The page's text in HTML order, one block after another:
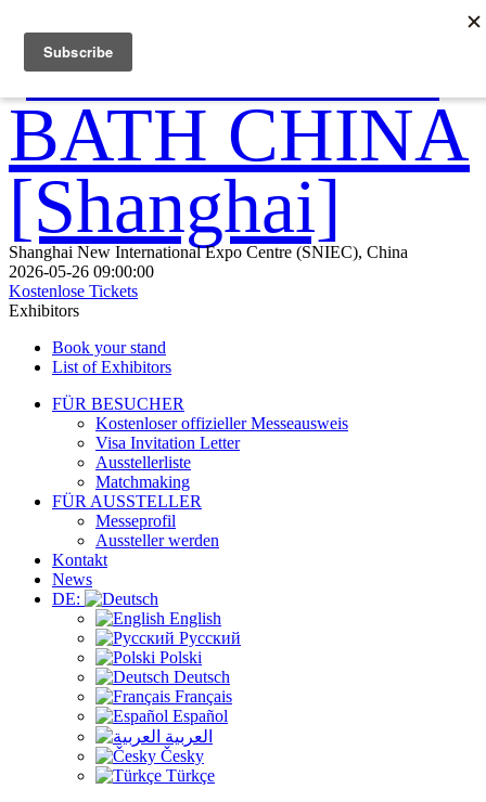
Shanghai New International Expo Centre (SNIEC), China
2026-05-26 09:00:00
Kostenlose Tickets
Exhibitors
Book your stand
List of Exhibitors
FÜR BESUCHER
Kostenloser offizieller Messeausweis
Visa Invitation Letter
Ausstellerliste
Matchmaking
FÜR AUSSTELLER
Messeprofil
Aussteller werden
Kontakt
News
DE:
English
Русский
Polski
Deutsch
Français
Español
العربية
Česky
Türkçe